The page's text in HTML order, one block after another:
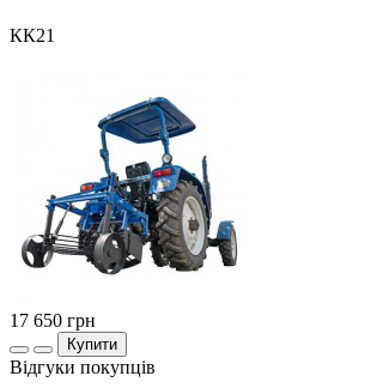
КК21
17 650 грн
Купити
Відгуки покупців